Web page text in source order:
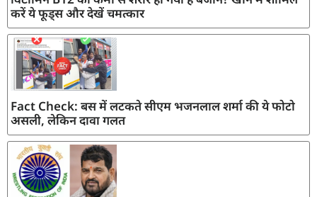
करें ये फूड्स और देखें चमत्कार
Fact Check: बस में लटकते सीएम भजनलाल शर्मा की ये फोटो
असली, लेकिन दावा गलत